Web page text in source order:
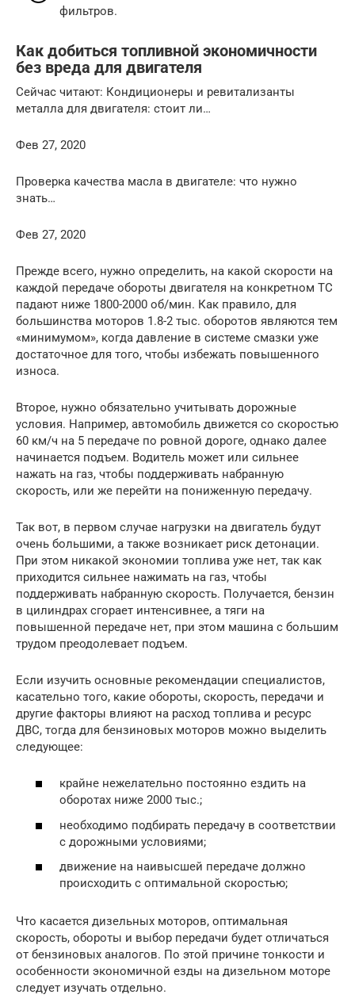
фильтров.
Как добиться топливной экономичности
без вреда для двигателя
Сейчас читают: Кондиционеры и ревитализанты
металла для двигателя: стоит ли…
Фев 27, 2020
Проверка качества масла в двигателе: что нужно
знать…
Фев 27, 2020
Прежде всего, нужно определить, на какой скорости на
каждой передаче обороты двигателя на конкретном ТС
падают ниже 1800-2000 об/мин. Как правило, для
большинства моторов 1.8-2 тыс. оборотов являются тем
«минимумом», когда давление в системе смазки уже
достаточное для того, чтобы избежать повышенного
износа.
Второе, нужно обязательно учитывать дорожные
условия. Например, автомобиль движется со скоростью
60 км/ч на 5 передаче по ровной дороге, однако далее
начинается подъем. Водитель может или сильнее
нажать на газ, чтобы поддерживать набранную
скорость, или же перейти на пониженную передачу.
Так вот, в первом случае нагрузки на двигатель будут
очень большими, а также возникает риск детонации.
При этом никакой экономии топлива уже нет, так как
приходится сильнее нажимать на газ, чтобы
поддерживать набранную скорость. Получается, бензин
в цилиндрах сгорает интенсивнее, а тяги на
повышенной передаче нет, при этом машина с большим
трудом преодолевает подъем.
Если изучить основные рекомендации специалистов,
касательно того, какие обороты, скорость, передачи и
другие факторы влияют на расход топлива и ресурс
ДВС, тогда для бензиновых моторов можно выделить
следующее:
крайне нежелательно постоянно ездить на
оборотах ниже 2000 тыс.;
необходимо подбирать передачу в соответствии
с дорожными условиями;
движение на наивысшей передаче должно
происходить с оптимальной скоростью;
Что касается дизельных моторов, оптимальная
скорость, обороты и выбор передачи будет отличаться
от бензиновых аналогов. По этой причине тонкости и
особенности экономичной езды на дизельном моторе
следует изучать отдельно.